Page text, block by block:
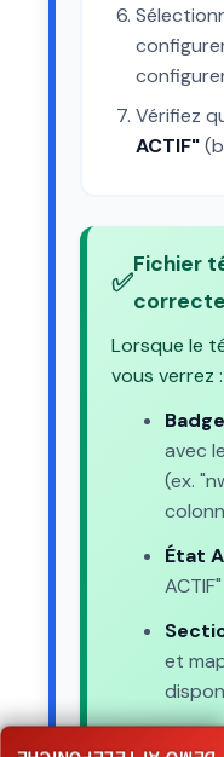
Vérifiez
ACTIF"
✅
Fichier
Lorsque le
vous verrez :
avec
(ex.
État
et